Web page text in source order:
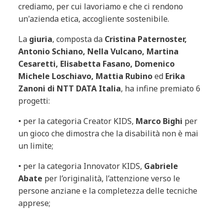
crediamo, per cui lavoriamo e che ci rendono
un'azienda etica, accogliente sostenibile.
La giuria, composta da Cristina Paternoster,
Antonio Schiano, Nella Vulcano, Martina
Cesaretti, Elisabetta Fasano, Domenico
Michele Loschiavo, Mattia Rubinoed Erika
Zanoni di NTT DATA Italia, ha infine premiato 6
progetti:
• per la categoria Creator KIDS, Marco Bighi per
un gioco che dimostra che la disabilità non è mai
un limite;
• per la categoria Innovator KIDS, Gabriele
Abate per l’originalità, l’attenzione verso le
persone anziane e la completezza delle tecniche
apprese;